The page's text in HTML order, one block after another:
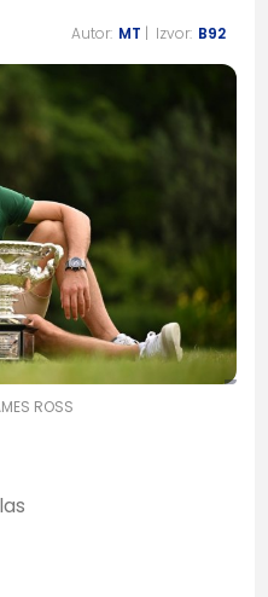
Autor: MT | Izvor: B92
ROSS